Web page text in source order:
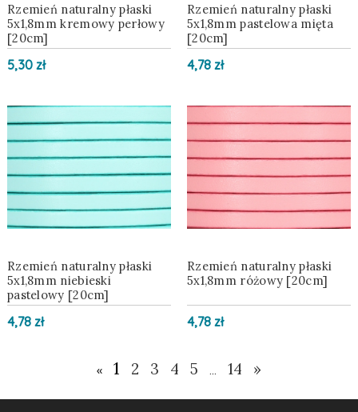
Rzemień naturalny płaski
5x1,8mm kremowy perłowy
[20cm]
5,30 zł
Rzemień naturalny płaski
5x1,8mm pastelowa mięta
[20cm]
4,78 zł
Rzemień naturalny płaski
5x1,8mm niebieski
pastelowy [20cm]
4,78 zł
Rzemień naturalny płaski
5x1,8mm różowy [20cm]
4,78 zł
« 1 2 3 4 5 14 »